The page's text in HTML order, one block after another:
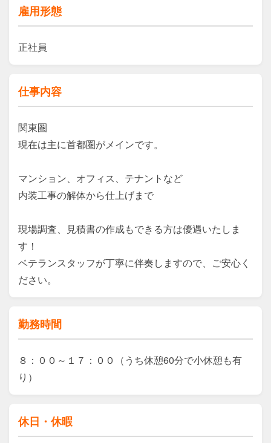
雇用形態
正社員
仕事内容
関東圏
現在は主に首都圏がメインです。
マンション、オフィス、テナントなど
内装工事の解体から仕上げまで
現場調査、見積書の作成もできる方は優遇いたしま
す！
ベテランスタッフが丁寧に伴奏しますので、ご安心く
ださい。
勤務時間
８：００～１７：００（うち休憩60分で小休憩も有
り）
休日・休暇